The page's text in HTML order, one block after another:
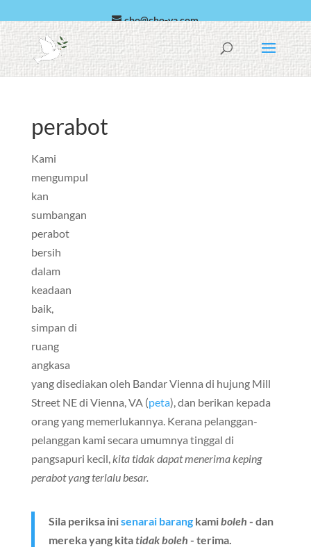
cho@cho-va.com
Arabic
Español
perabot
Kami
mengumpul
kan
sumbangan
perabot
bersih
dalam
keadaan
baik,
simpan di
ruang
angkasa
yang disediakan oleh Bandar Vienna di hujung Mill
Street NE di Vienna, VA (peta), dan berikan kepada
orang yang memerlukannya. Kerana pelanggan-
pelanggan kami secara umumnya tinggal di
pangsapuri kecil,kita tidak dapat menerima keping
perabot yang terlalu besar.
Sila periksa inisenarai barangkamiboleh - dan
mereka yang kitatidak boleh - terima.